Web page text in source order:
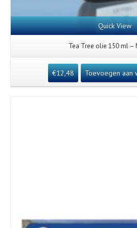
Quick View
Tea Tree olie 150 ml –
€12,48 Toevoegen aan